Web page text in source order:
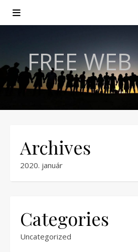
FREE
Archives
2020. január
Categories
Uncategorized